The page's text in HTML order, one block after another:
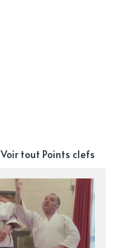
Voir tout Points clefs